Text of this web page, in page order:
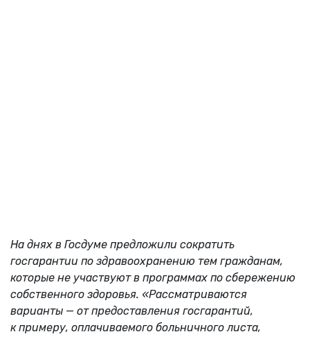
На днях в Госдуме предложили сократить
госгарантии по здравоохранению тем гражданам,
которые не участвуют в программах по сбережению
собственного здоровья. «Рассматриваются
варианты — от предоставления госгарантий,
к примеру, оплачиваемого больничного листа,